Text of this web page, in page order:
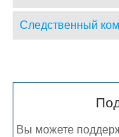
Следственный
Вы можете